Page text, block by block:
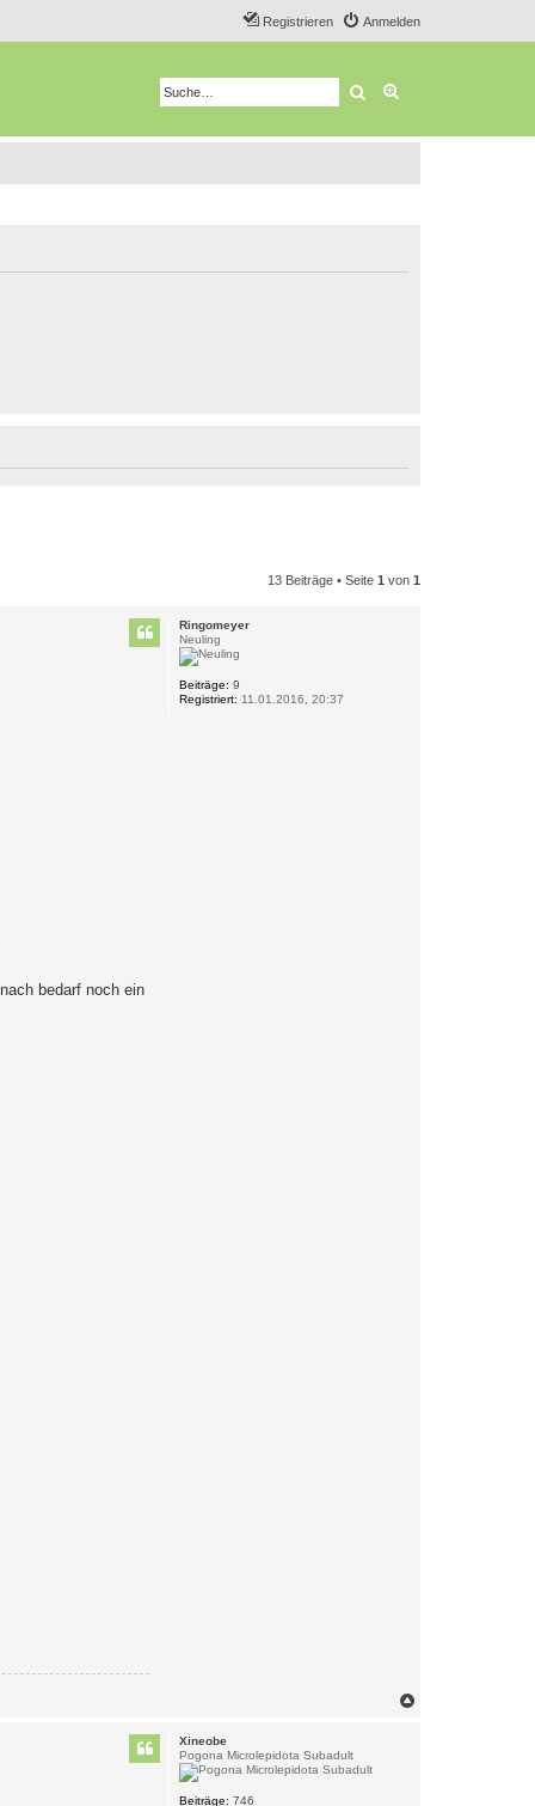
Anmelden
Registrieren
Suche
13 Beiträge • Seite 1 von 1
Ringomeyer
Neuling
Beiträge: 9
Registriert: 11.01.2016, 20:37
bedarf noch ein
Xineobe
Pogona Microlepidota Subadult
Beiträge: 746